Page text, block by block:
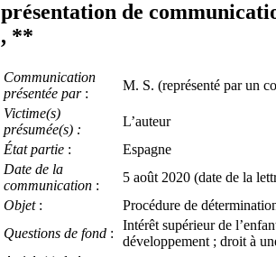
présentation de
, **
Communication
présentée par:
M. S. (représenté par un
Victime(s)
présumée(s) :
L’auteur
État partie :
Espagne
Date de la
communication :
5 août 2020 (date de la
Objet:
Procédure de
Questions de fond :
Intérêt supérieur de
développement ; droit à